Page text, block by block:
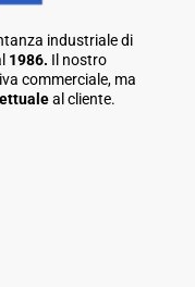
industriale di
1986. Il nostro
commerciale, ma
al cliente.